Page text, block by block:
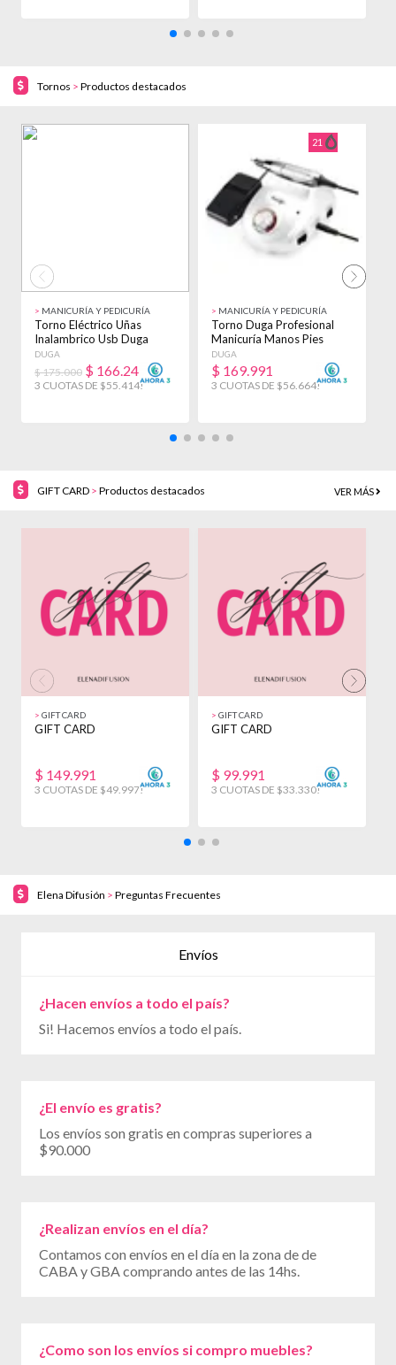
Tornos > Productos destacados
> MANICURÍA Y PEDICURÍA
Torno Eléctrico Uñas
Inalambrico Usb Duga
30.000 Rpm D297
DUGA
$ 175.000 $ 166.241
3 CUOTAS DE $55.414!
21
> MANICURÍA Y PEDICURÍA
Torno Duga Profesional
Manicuría Manos Pies
35000 Rpm D5020
DUGA
$ 169.991
3 CUOTAS DE $56.664!
GIFT CARD > Productos destacados VER MÁS
> GIFT CARD
GIFT CARD
$ 149.991
3 CUOTAS DE $49.997!
> GIFT CARD
GIFT CARD
$ 99.991
3 CUOTAS DE $33.330!
Elena Difusión > Preguntas Frecuentes
Envíos
¿Hacen envíos a todo el país?
Si! Hacemos envíos a todo el país.
¿El envío es gratis?
Los envíos son gratis en compras superiores a
$90.000
¿Realizan envíos en el día?
Contamos con envíos en el día en la zona de de
CABA y GBA comprando antes de las 14hs.
¿Como son los envíos si compro muebles?